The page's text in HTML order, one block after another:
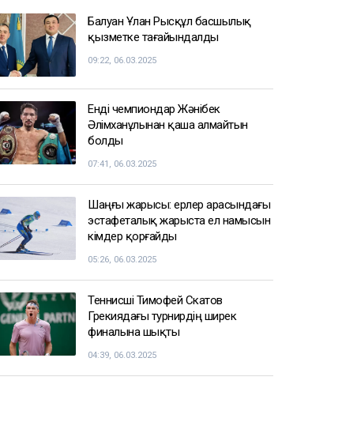
Қостанайда тұрғындарды несиеге
батырған алаяқтың 1 млрд
Үлкен Алматы айналма жолы
қымбаттайды
Алматыда «балаларды
адам ұсталды
Қазақстандағы ірі компаниялардың
мүмкін